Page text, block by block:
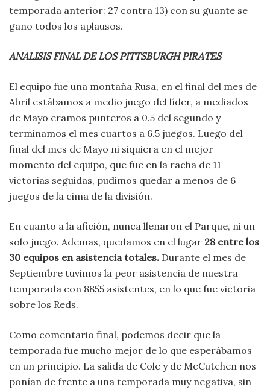
temporada anterior: 27 contra 13) con su guante se
gano todos los aplausos.
ANALISIS FINAL DE LOS PITTSBURGH PIRATES
El equipo fue una montaña Rusa, en el final del mes de
Abril estábamos a medio juego del líder, a mediados
de Mayo eramos punteros a 0.5 del segundo y
terminamos el mes cuartos a 6.5 juegos. Luego del
final del mes de Mayo ni siquiera en el mejor
momento del equipo, que fue en la racha de 11
victorias seguidas, pudimos quedar a menos de 6
juegos de la cima de la división.
En cuanto a la afición, nunca llenaron el Parque, ni un
solo juego. Ademas, quedamos en el lugar 28 entre los
30 equipos en asistencia totales. Durante el mes de
Septiembre tuvimos la peor asistencia de nuestra
temporada con 8855 asistentes, en lo que fue victoria
sobre los Reds.
Como comentario final, podemos decir que la
temporada fue mucho mejor de lo que esperábamos
en un principio. La salida de Cole y de McCutchen nos
ponían de frente a una temporada muy negativa, sin